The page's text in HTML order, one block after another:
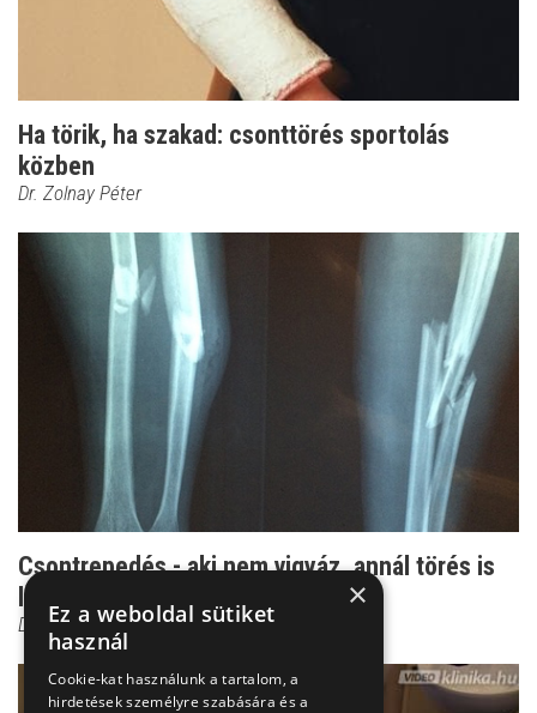
Ha törik, ha szakad: csonttörés sportolás
közben
Dr. Zolnay Péter
Csontrepedés - aki nem vigyáz, annál törés is
lehet belőle!
Dr. Zolnay Péter
×
Ez a weboldal sütiket
használ
Cookie-kat használunk a tartalom, a
hirdetések személyre szabására és a